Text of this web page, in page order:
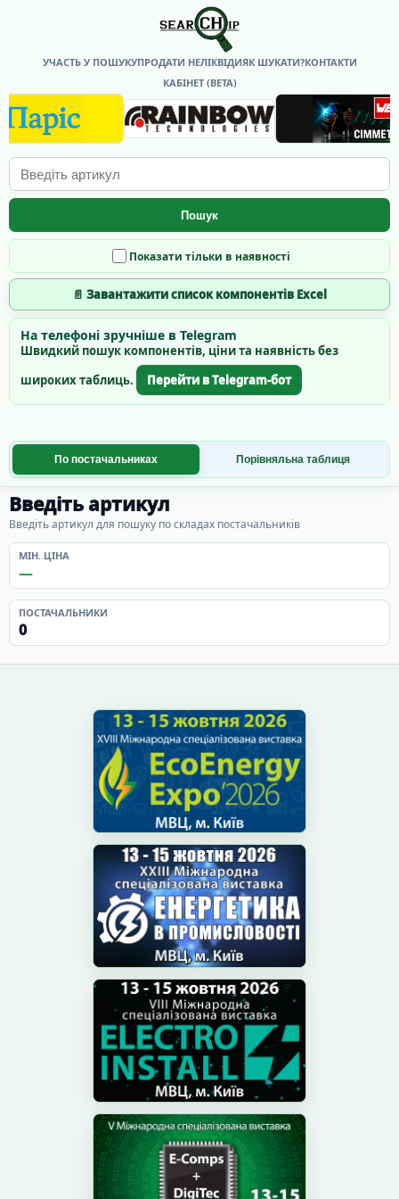
УЧАСТЬ У ПОШУКУПРОДАТИ НЕЛІКВІДИЯК ШУКАТИ?КОНТАКТИ
КАБІНЕТ (BETA)
Пошук
Показати тільки в наявності
📄 Завантажити список компонентів Excel
На телефоні зручніше в Telegram
Швидкий пошук компонентів, ціни та наявність без
широких таблиць.
Перейти в Telegram-бот
По постачальниках Порівняльна таблиця
Введіть артикул
Введіть артикул для пошуку по складах постачальників
МІН. ЦІНА
—
ПОСТАЧАЛЬНИКИ
0